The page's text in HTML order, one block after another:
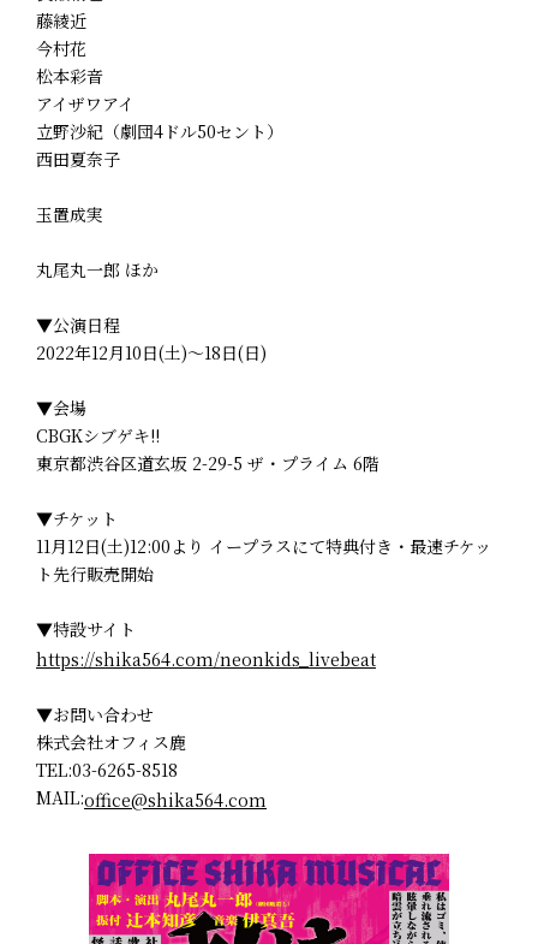
藤綾近
今村花
松本彩音
アイザワアイ
立野沙紀（劇団4ドル50セント）
西田夏奈子
玉置成実
丸尾丸一郎 ほか
▼公演日程
2022年12月10日(土)～18日(日)
▼会場
CBGKシブゲキ!!
東京都渋谷区道玄坂 2-29-5 ザ・プライム 6階
▼チケット
11月12日(土)12:00より イープラスにて特典付き・最速チケッ
ト先行販売開始
▼特設サイト
https://shika564.com/neonkids_livebeat
▼お問い合わせ
株式会社オフィス鹿
TEL:03-6265-8518
MAIL:office@shika564.com